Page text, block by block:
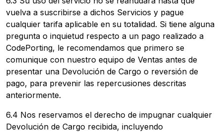
vuelva a suscribirse a dichos Servicios y pague
cualquier tarifa aplicable en su totalidad. Si tiene alguna
pregunta o inquietud respecto a un pago realizado a
CodePorting, le recomendamos que primero se
comunique con nuestro equipo de Ventas antes de
presentar una Devolución de Cargo o reversión de
pago, para prevenir las repercusiones descritas
anteriormente.
6.4 Nos reservamos el derecho de impugnar cualquier
Devolución de Cargo recibida, incluyendo